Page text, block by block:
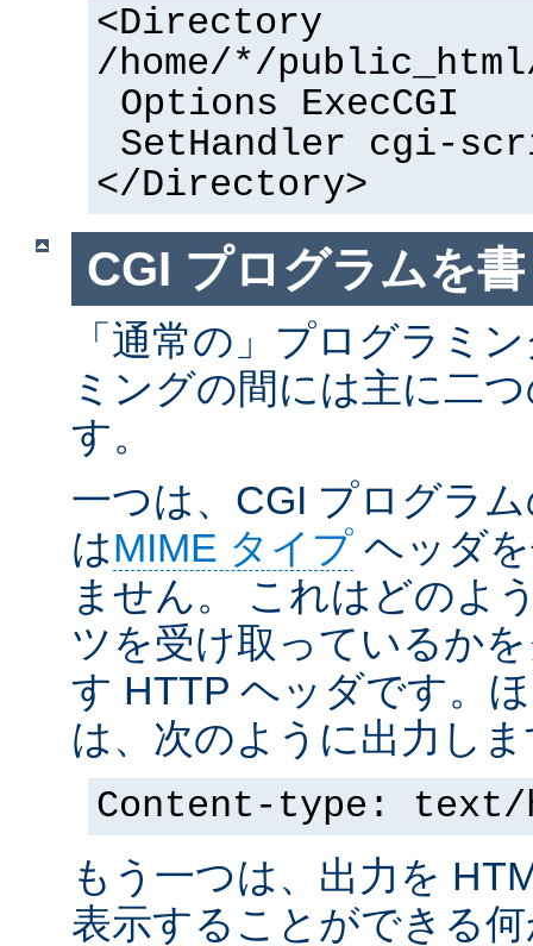
<Directory
/home/*/
Options ExecCGI
SetHandler cgi-
</Directory>
CGI プログラムを
「通常の」プログラミ
ミングの間には主に二
す。
一つは、CGI プログラ
はMIME タイプ ヘッダ
ません。 これはどのよ
ツを受け取っているか
す HTTP ヘッダです。
は、次のように出力し
Content-type: text/
もう一つは、出力を
表示することができる